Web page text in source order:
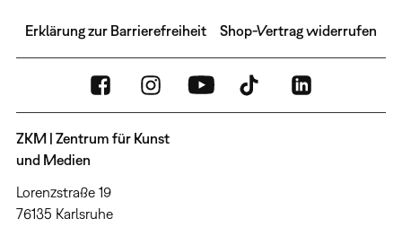
Erklärung zur Barrierefreiheit Shop-Vertrag widerrufen
ZKM | Zentrum für Kunst
und Medien
Lorenzstraße 19
76135 Karlsruhe